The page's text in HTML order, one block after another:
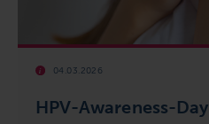
HPV-Awareness-Day
04.03.2026